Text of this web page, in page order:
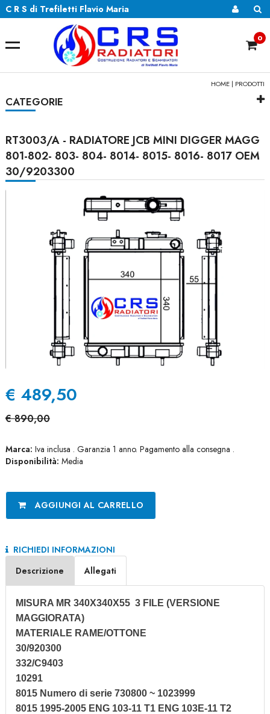
C R S di Trefiletti Flavio Maria
0
HOME | PRODOTTI
CATEGORIE
RT3003/A - RADIATORE JCB MINI DIGGER MAGG
801-802- 803- 804- 8014- 8015- 8016- 8017 OEM
30/9203300
€ 489,50
€ 890,00
Marca: Iva inclusa . Garanzia 1 anno. Pagamento alla consegna .
Disponibilità: Media
AGGIUNGI AL CARRELLO
RICHIEDI INFORMAZIONI
Descrizione
Allegati
MISURA MR 340X340X55 3 FILE (VERSIONE
MAGGIORATA)
MATERIALE RAME/OTTONE
30/920300
332/C9403
10291
8015 Numero di serie 730800 ~ 1023999
8015 1995-2005 ENG 103-11 T1 ENG 103E-11 T2